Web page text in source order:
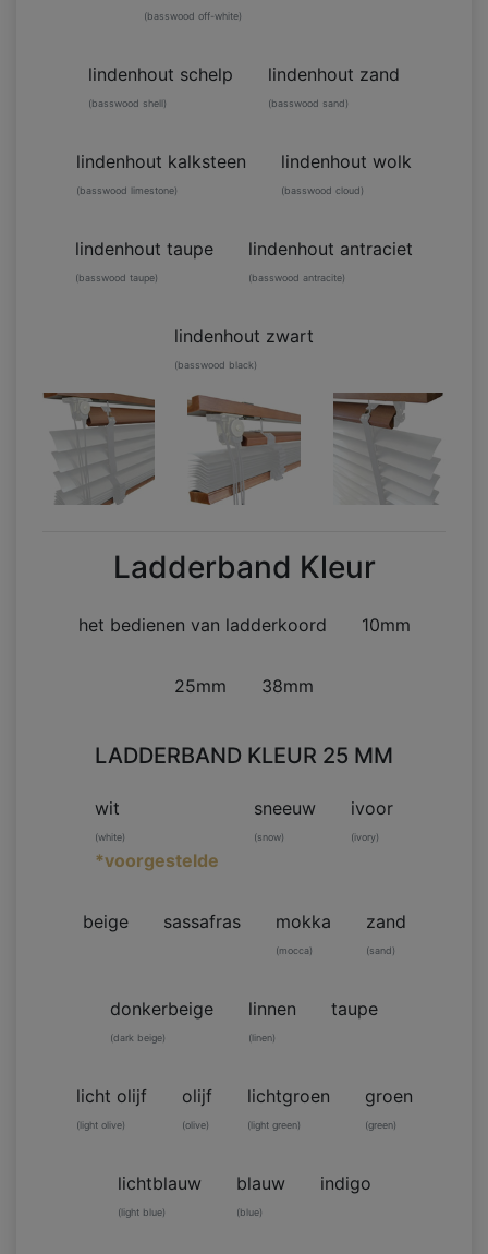
(basswood off-white)
lindenhout schelp
(basswood shell)
lindenhout zand
(basswood sand)
lindenhout kalksteen
(basswood limestone)
lindenhout wolk
(basswood cloud)
lindenhout taupe
(basswood taupe)
lindenhout antraciet
(basswood antracite)
lindenhout zwart
(basswood black)
Ladderband Kleur
25mm
10mm
38mm
het bedienen van ladderkoord
LADDERBAND KLEUR 25 MM
wit
(white)
*voorgestelde
sneeuw
(snow)
ivoor
(ivory)
beige sassafras mokka
(mocca)
zand
(sand)
donkerbeige
(dark beige)
linnen
(linen)
taupe
licht olijf
(light olive)
olijf
(olive)
lichtgroen
(light green)
groen
(green)
lichtblauw
(light blue)
blauw
(blue)
indigo